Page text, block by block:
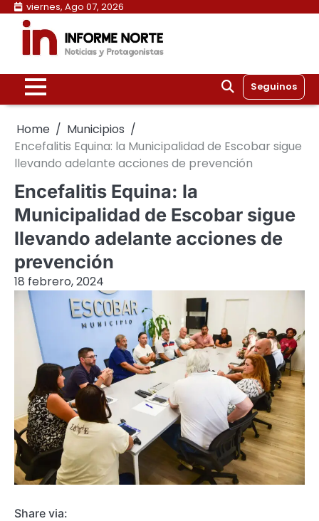
Skip
content
viernes, Ago 07, 2026
Seguinos
Home
Municipios
Encefalitis Equina: la Municipalidad de Escobar sigue
llevando adelante acciones de prevención
Encefalitis Equina: la
Municipalidad de Escobar sigue
llevando adelante acciones de
prevención
18 febrero, 2024
Share via: